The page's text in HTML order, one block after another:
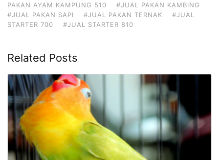
PAKAN AYAM KAMPUNG 510
#JUAL PAKAN KAMBING
#JUAL PAKAN SAPI
#JUAL PAKAN TERNAK
#JUAL
STARTER 700
#JUAL STARTER 810
Related Posts